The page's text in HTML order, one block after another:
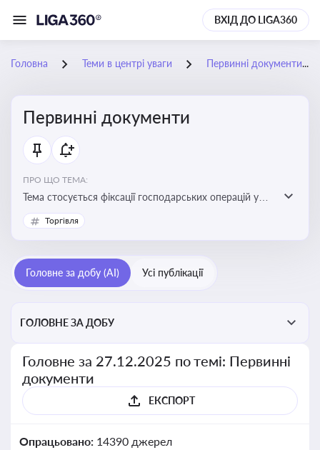
ВХІД ДО LIGA360
Головна Теми в центрі уваги Первинні документи
Первинні документи
ПРО ЩО ТЕМА:
Тема стосується фіксації господарських операцій у
бухгалтерському обліку та є основою для
податкового обліку
Торгівля
Головне за добу (AI) Усі публікації
ГОЛОВНЕ ЗА ДОБУ
Головне за 27.12.2025 по темі: Первинні
документи
ЕКСПОРТ
Опрацьовано: 14390 джерел